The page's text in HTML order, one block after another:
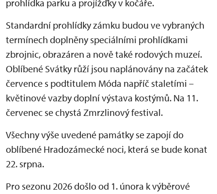
prohlídka parku a projížďky v kočáře.
Standardní prohlídky zámku budou ve vybraných
termínech doplněny speciálními prohlídkami
zbrojnic, obrazáren a nově také rodových muzeí.
Oblíbené Svátky růží jsou naplánovány na začátek
července s podtitulem Móda napříč staletími –
květinové vazby doplní výstava kostýmů. Na 11.
červenec se chystá Zmrzlinový festival.
Všechny výše uvedené památky se zapojí do
oblíbené Hradozámecké noci, která se bude konat
22. srpna.
Pro sezonu 2026 došlo od 1. února k výběrové